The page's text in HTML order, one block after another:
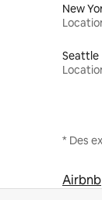
New
Seattle
* Des
Airbnb